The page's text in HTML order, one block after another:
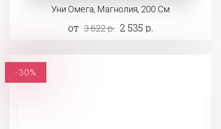
Уни Омега, Магнолия, 200 См
от 3 622 р. 2 535 р.
-30%